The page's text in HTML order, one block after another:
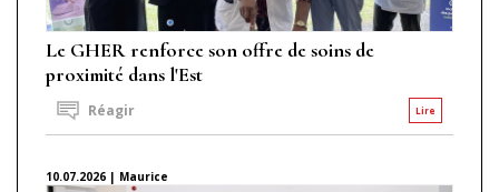
Le GHER renforce son offre de soins de
proximité dans l'Est
Lire
Réagir
10.07.2026 | Maurice